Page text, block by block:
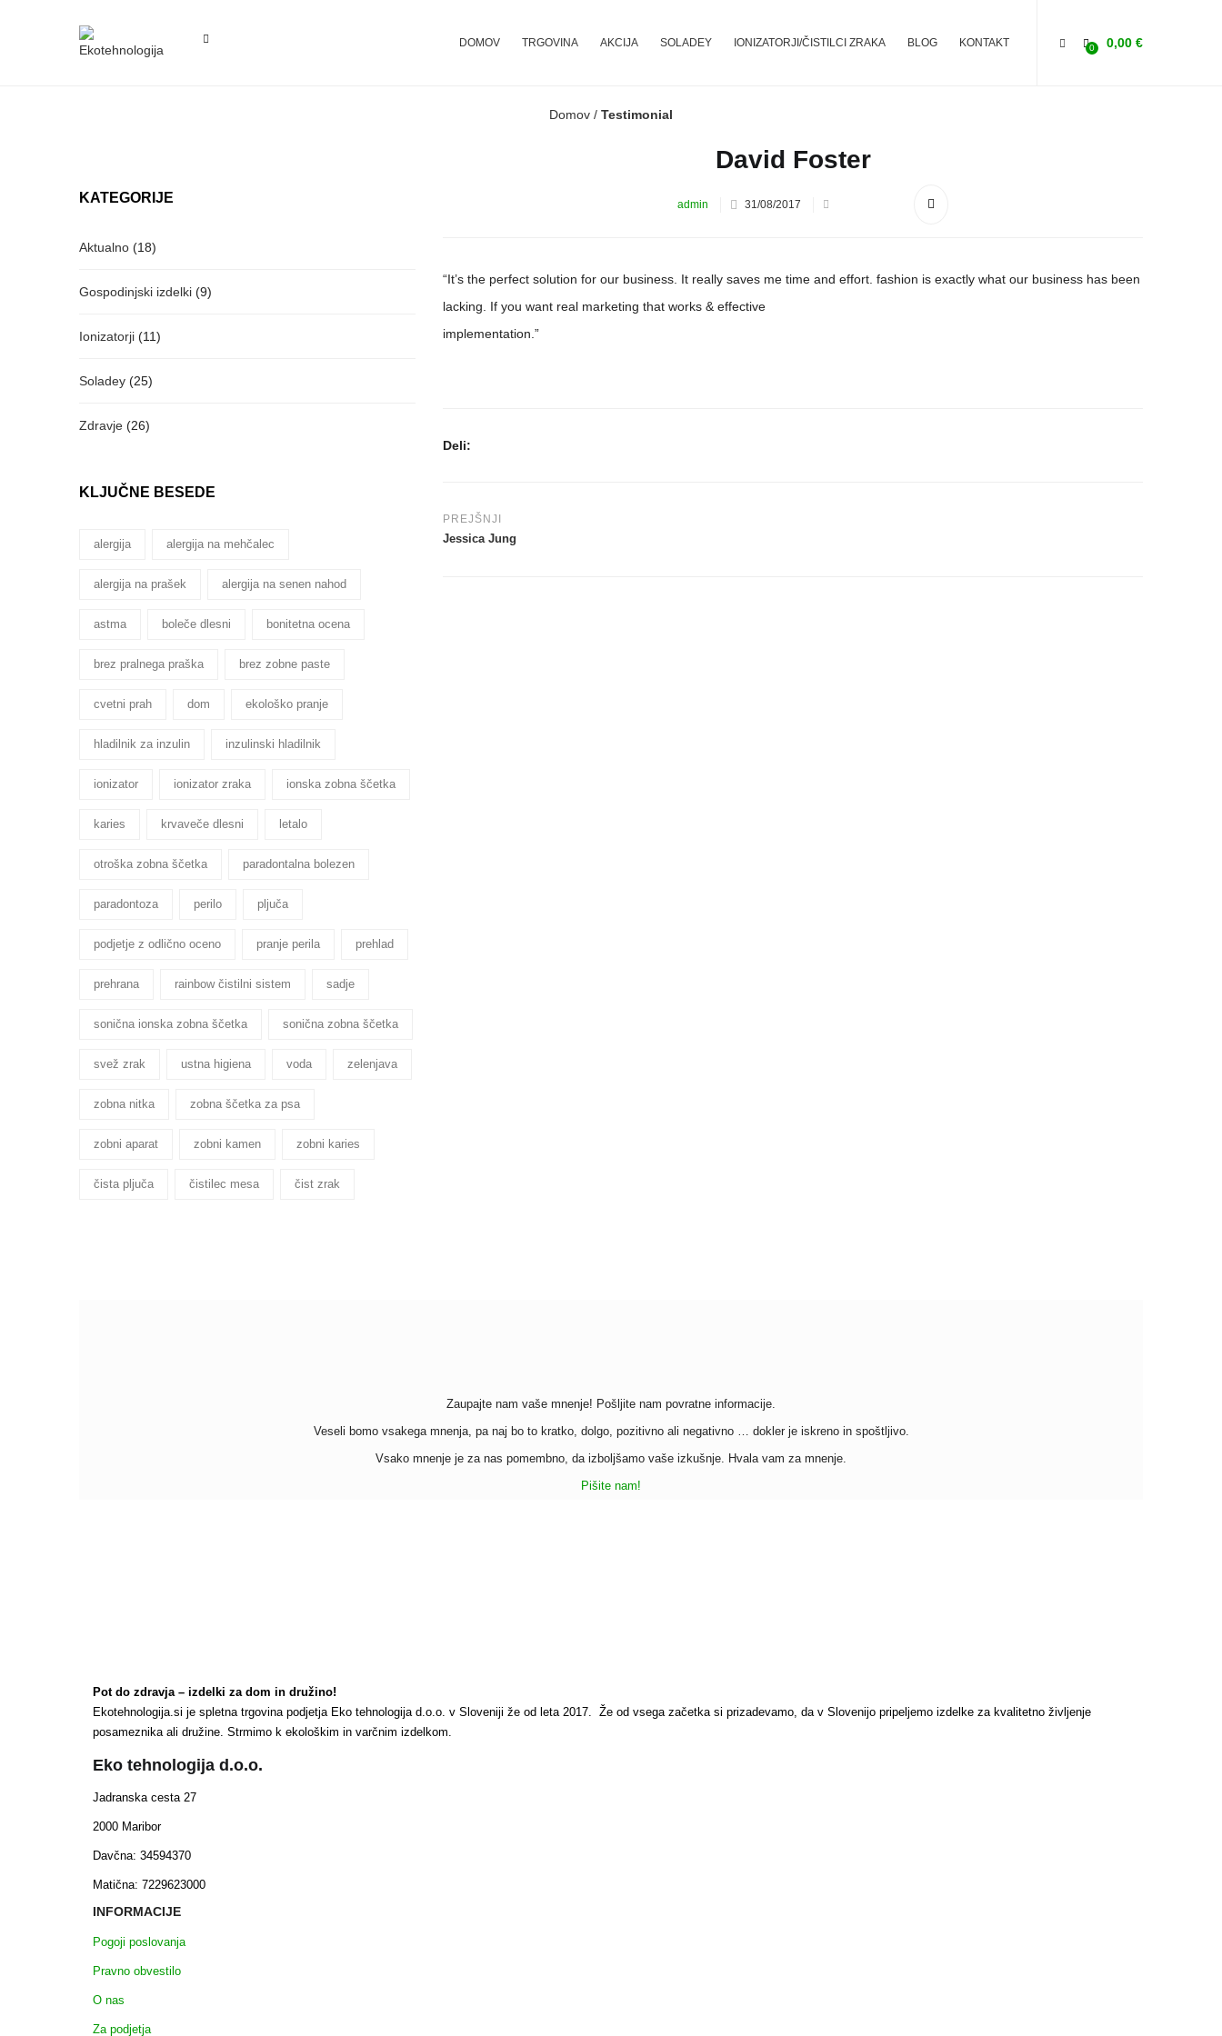
DOMOV TRGOVINA AKCIJA SOLADEY IONIZATORJI/ČISTILCI ZRAKA BLOG KONTAKT 0 0,00 €
Domov / Testimonial
David Foster
admin
Posted
31/08/2017
“It’s the perfect solution for our business. It really saves me time and effort. fashion is exactly what our business has been
lacking. If you want real marketing that works & effective
implementation.”
Deli:
PREJŠNJI
Jessica Jung
KATEGORIJE
Aktualno (18)
Gospodinjski izdelki (9)
Ionizatorji (11)
Soladey (25)
Zdravje (26)
KLJUČNE BESEDE
alergija alergija na mehčalec
alergija na prašek alergija na senen nahod
astma boleče dlesni bonitetna ocena
brez pralnega praška brez zobne paste
cvetni prah dom ekološko pranje
hladilnik za inzulin inzulinski hladilnik
ionizator ionizator zraka ionska zobna ščetka
karies krvaveče dlesni letalo
otroška zobna ščetka paradontalna bolezen
paradontoza perilo pljuča
podjetje z odlično oceno pranje perila prehlad
prehrana rainbow čistilni sistem sadje
sonična ionska zobna ščetka sonična zobna ščetka
svež zrak ustna higiena voda zelenjava
zobna nitka zobna ščetka za psa
zobni aparat zobni kamen zobni karies
čista pljuča čistilec mesa čist zrak
Zaupajte nam vaše mnenje! Pošljite nam povratne informacije.
Veseli bomo vsakega mnenja, pa naj bo to kratko, dolgo, pozitivno ali negativno … dokler je iskreno in spoštljivo.
Vsako mnenje je za nas pomembno, da izboljšamo vaše izkušnje. Hvala vam za mnenje.
Pišite nam!
Pot do zdravja – izdelki za dom in družino!
Ekotehnologija.si je spletna trgovina podjetja Eko tehnologija d.o.o. v Sloveniji že od leta 2017. Že od vsega začetka si prizadevamo, da v Slovenijo pripeljemo izdelke za kvalitetno življenje
posameznika ali družine. Strmimo k ekološkim in varčnim izdelkom.
Eko tehnologija d.o.o.
Jadranska cesta 27
2000 Maribor
Davčna: 34594370
Matična: 7229623000
INFORMACIJE
Pogoji poslovanja
Pravno obvestilo
O nas
Za podjetja